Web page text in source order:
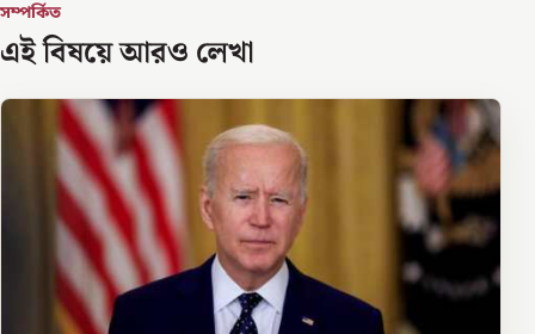
সম্পর্কিত
এই বিষয়ে আরও লেখা